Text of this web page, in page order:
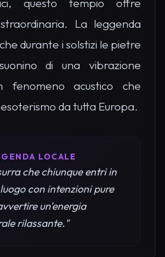
questo tempio offre
La leggenda
durante i solstizi le pietre
di una vibrazione
fenomeno acustico che
da tutta Europa.
LOCALE
che chiunque entri in
con intenzioni pure
un'energia
rilassante."